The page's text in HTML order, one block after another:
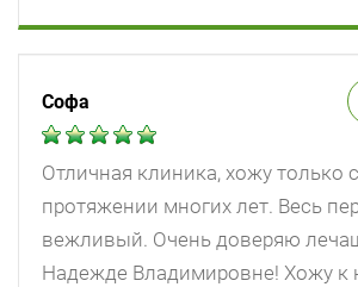
Софа
Отличная клиника, хожу только
протяжении многих лет. Весь
вежливый. Очень доверяю
Надежде Владимировне! Хожу к